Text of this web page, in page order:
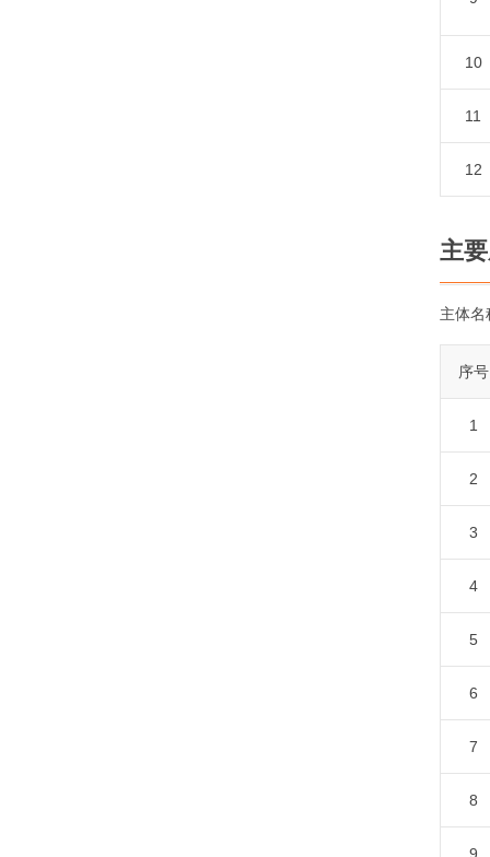
10
11
12
主
主体名
序号
1
2
3
4
5
6
7
8